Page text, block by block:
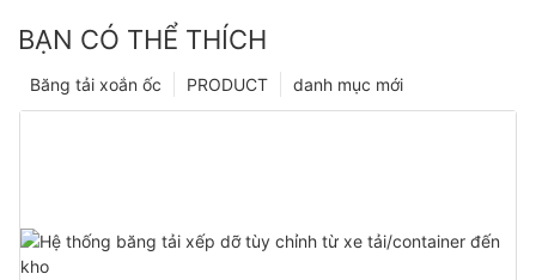
BẠN CÓ THỂ THÍCH
danh mục mới
PRODUCT
Băng tải xoắn ốc